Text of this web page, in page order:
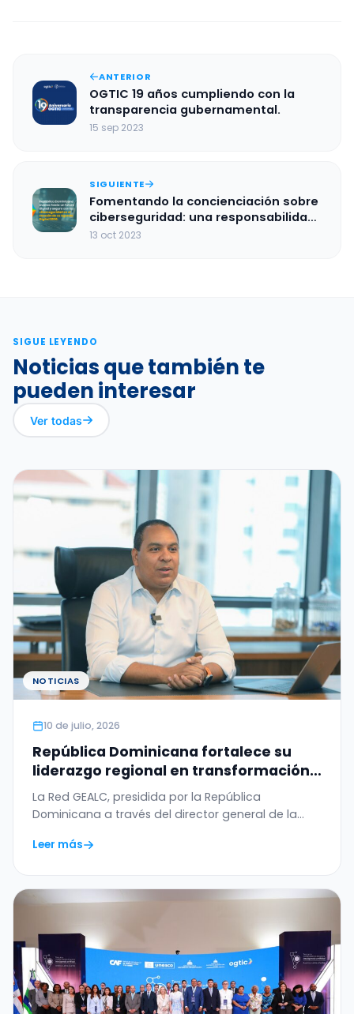
ANTERIOR
OGTIC 19 años cumpliendo con la
transparencia gubernamental.
15 sep 2023
SIGUIENTE
Fomentando la concienciación sobre
ciberseguridad: una responsabilidad
colectiva
13 oct 2023
SIGUE LEYENDO
Noticias que también te
pueden interesar
Ver todas
NOTICIAS
10 de julio, 2026
República Dominicana fortalece su
liderazgo regional en transformación
digital con el WSIS Prize 2026 otorgado
a la Red GEALC
La Red GEALC, presidida por la República
Dominicana a través del director general de la
Leer más